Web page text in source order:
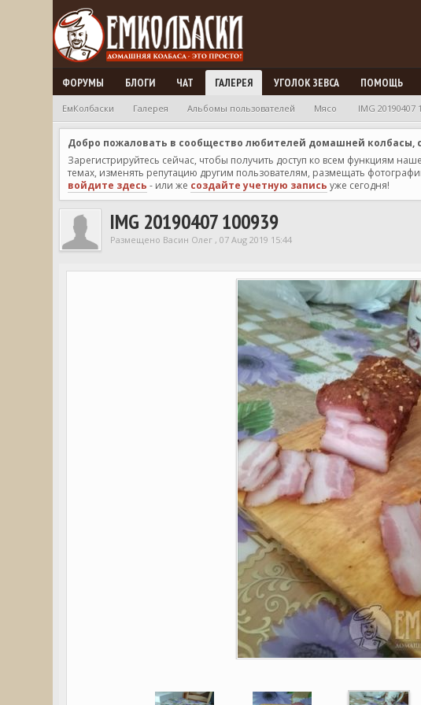
ФОРУМЫ БЛОГИ ЧАТ ГАЛЕРЕЯ УГОЛОК ЗЕВСА ПОМОЩЬ
ЕмКолбаски Галерея Альбомы пользователей Мясо IMG 20190407
Добро пожаловать в сообщество любителей домашней колбасы,
Зарегистрируйтесь сейчас, чтобы получить доступ ко всем функциям
темах, изменять репутацию другим пользователям, размещать
войдите здесь - или же создайте учетную запись уже сегодня!
IMG 20190407 100939
Размещено Васин Олег , 07 Aug 2019 15:44